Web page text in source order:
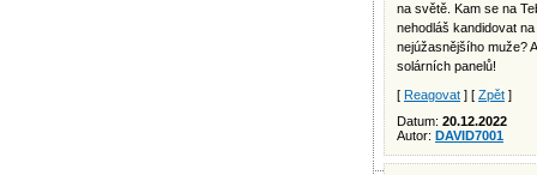
na světě. Kam se na
nehodláš kandidovat
nejúžasnějšího muže?
solárních panelů!
[ Reagovat ] [ Zpět ]
Datum: 20.12.2022
Autor: DAVID7001